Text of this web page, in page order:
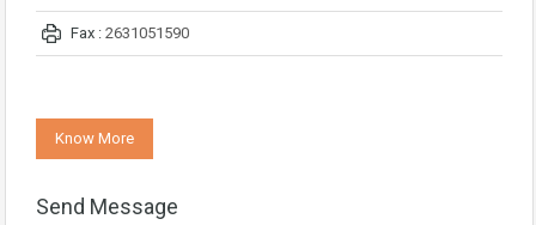
Fax : 2631051590
Know More
Send Message